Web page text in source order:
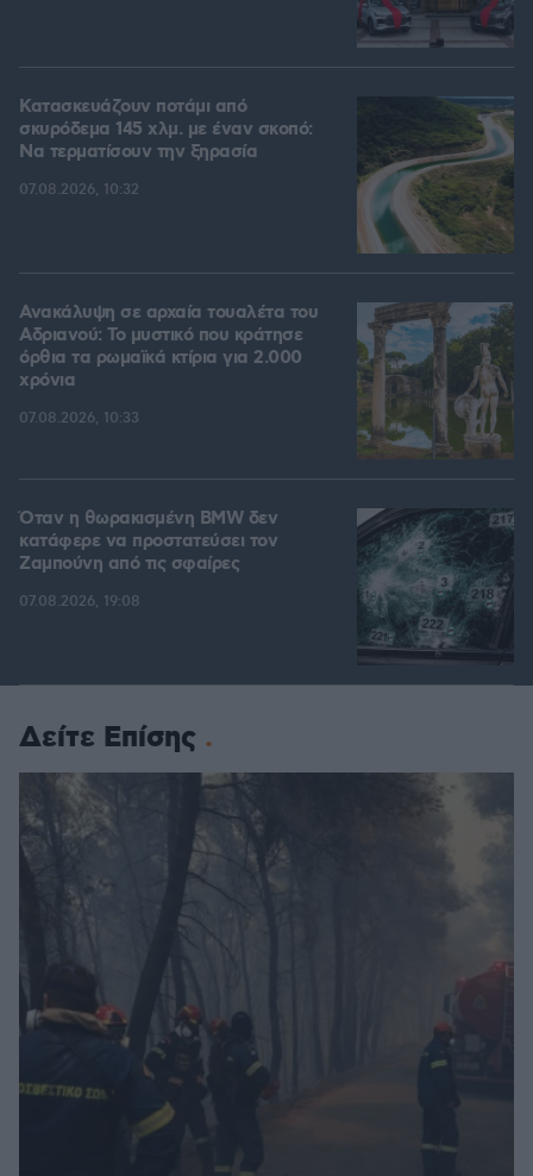
Κατασκευάζουν ποτάμι από
σκυρόδεμα 145 χλμ. με έναν σκοπό:
Να τερματίσουν την ξηρασία
07.08.2026, 10:32
Ανακάλυψη σε αρχαία τουαλέτα του
Αδριανού: Το μυστικό που κράτησε
όρθια τα ρωμαϊκά κτίρια για 2.000
χρόνια
07.08.2026, 10:33
Όταν η θωρακισμένη BMW δεν
κατάφερε να προστατεύσει τον
Ζαμπούνη από τις σφαίρες
07.08.2026, 19:08
Δείτε Επίσης